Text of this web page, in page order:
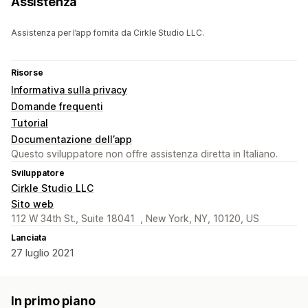
Assistenza per l’app fornita da Cirkle Studio LLC.
Risorse
Informativa sulla privacy
Domande frequenti
Tutorial
Documentazione dell’app
Questo sviluppatore non offre assistenza diretta in Italiano.
Sviluppatore
Cirkle Studio LLC
Sito web
112 W 34th St., Suite 18041 , New York, NY, 10120, US
Lanciata
27 luglio 2021
In primo piano